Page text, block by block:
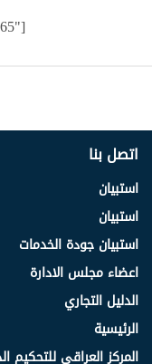
اتصل بنا
استبيان
استبيان
استبيان جودة الخدمات
اعضاء مجلس الادارة
الدليل التجاري
الرئيسية
المركز العراقي للتحكيم